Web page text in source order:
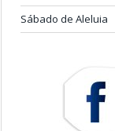
Sábado de Aleluia